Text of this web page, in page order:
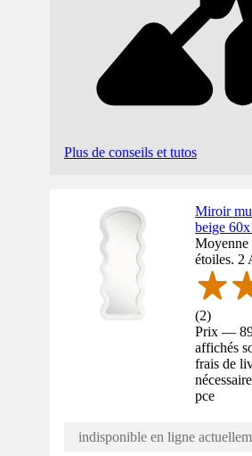
Plus de conseils et tutos
Miroir
beige
Moyenne
étoiles. 2
(2)
Prix —
affichés
frais de
pce
indisponible en ligne